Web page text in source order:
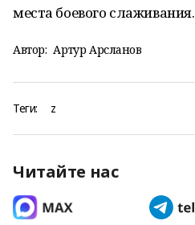
места боевого слаживания.
Автор: Артур Арсланов
Теги: z
Читайте нас